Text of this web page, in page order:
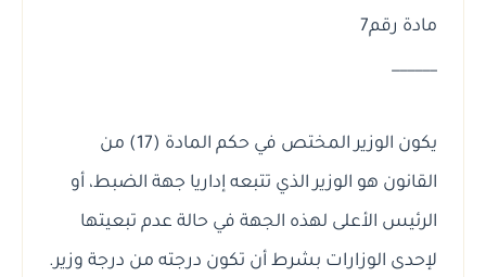
مادة رقم7
______
يكون الوزير المختص في حكم المادة (17) من
القانون هو الوزير الذي تتبعه إداريا جهة الضبط، أو
الرئيس الأعلى لهذه الجهة في حالة عدم تبعيتها
لإحدى الوزارات بشرط أن تكون درجته من درجة وزير.